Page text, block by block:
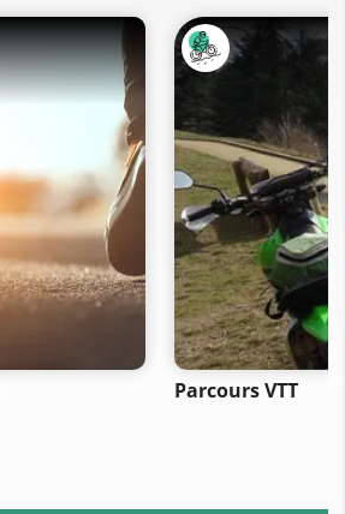
Parcours VTT